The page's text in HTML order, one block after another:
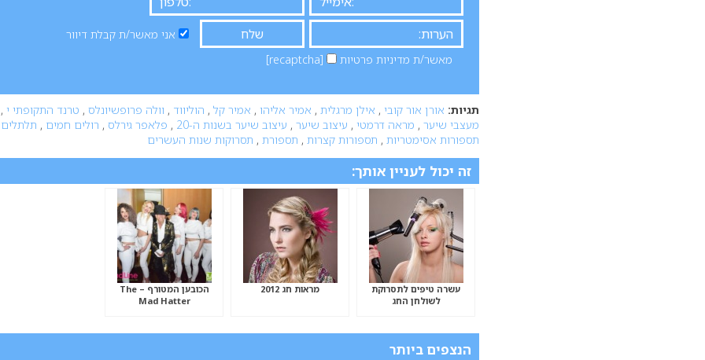
אני מאשר/ת קבלת דיוור
מאשר/ת מדיניות פרטיות
[recaptcha]
תגיות: אורן אור קובי , אילן מרגלית , אמיר אליהו , אמיר קל , הוליווד , וולה פרופשיונלס , טרנד התקופתי י ,
מעצבי שיער , מראה דרמטי , עיצוב שיער , עיצוב שיער בשנות ה-20 , פלאפר גירלס , רולים חמים , תלתלים
תספורות אסימטריות , תספורות קצרות , תספורת , תסרוקות שנות העשרים
זה יכול לעניין אותך:
עשרה טיפים לתסרוקת
לשולחן החג
מראות חג 2012
הכובען המטורף – The
Mad Hatter
הנצפים ביותר